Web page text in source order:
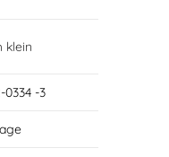
klein
0334 -3